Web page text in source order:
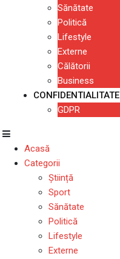
Sănătate
Politică
Lifestyle
Externe
Călătorii
Business
CONFIDENTIALITATE
GDPR
Acasă
Categorii
Știință
Sport
Sănătate
Politică
Lifestyle
Externe